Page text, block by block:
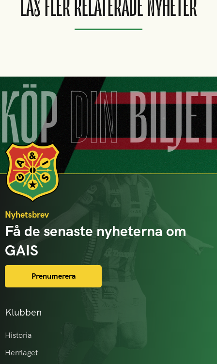
LÄS FLER RELATERADE NYHETER
KÖPDIN
Klubben
Historia
Herrlaget
Nyhetsbrev
Få de senaste nyheterna om
GAIS
Prenumerera